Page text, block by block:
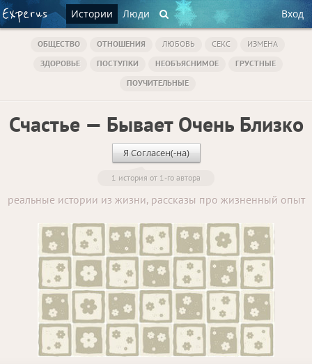
Истории Люди Вход
ОБЩЕСТВО ОТНОШЕНИЯ ЛЮБОВЬ СЕКС
ИЗМЕНА
ЗДОРОВЬЕ
ПОСТУПКИ НЕОБЪЯСНИМОЕ
ГРУСТНЫЕ
ПОУЧИТЕЛЬНЫЕ
Счастье — Бывает Очень Близко
Я Согласен(-на)
1 история от 1-го автора
реальные истории из жизни, рассказы про жизненный опыт